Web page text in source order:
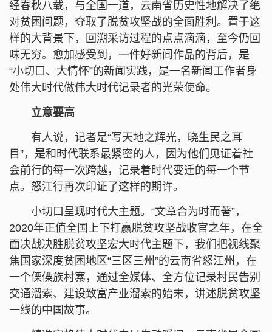
经春秋八载，与全国一道，云南省历史性地解决了绝
对贫困问题，夺取了脱贫攻坚战的全面胜利。置于这
样的大背景下，回溯采访过程的点点滴滴，至今仍回
味无穷。愈加感受到，一件好新闻作品的背后，是
“小切口、大情怀”的新闻实践，是一名新闻工作者身
处伟大时代做伟大时代记录者的光荣使命。
立意要高
有人说，记者是“写天地之辉光，晓生民之耳
目”，是和时代联系最紧密的人，因为他们见证着社
会前行的每一次跨越，记录着时代变迁的每一个节
点。怒江行再次印证了这样的期许。
小切口呈现时代大主题。“文章合为时而著”，
2020年正值全国上下打赢脱贫攻坚战收官之年，在全
面决战决胜脱贫攻坚宏大时代主题下，我们把视线聚
焦国家深度贫困地区“三区三州”的云南省怒江州，在
一个傈僳族村寨，通过全媒体、全方位记录村民告别
交通溜索、建设致富产业溜索的始末，讲述脱贫攻坚
一线的中国故事。